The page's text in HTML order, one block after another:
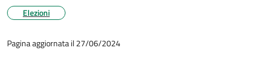
Elezioni
Pagina aggiornata il 27/06/2024